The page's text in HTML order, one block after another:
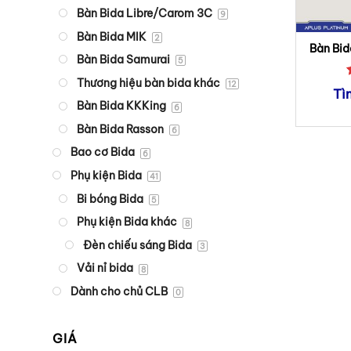
Bàn Bida Libre/Carom 3C 9
Bàn Bida MIK 2
Bàn Bida Samurai 5
Thương hiệu bàn bida khác 12
Bàn Bida KKKing 6
Bàn Bida Rasson 6
Bao cơ Bida 6
Phụ kiện Bida 41
Bi bóng Bida 5
Phụ kiện Bida khác 8
Đèn chiếu sáng Bida 3
Vải nỉ bida 8
Dành cho chủ CLB 0
GIÁ
Bàn